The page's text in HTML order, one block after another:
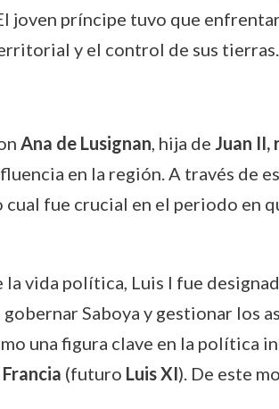
joven príncipe tuvo que
y el control de sus tierras.
Ana de Lusignan, hija de Juan II,
en la región. A través de
cual fue crucial en el periodo en
vida política, Luis I fue
Saboya y gestionar los
una figura clave en la política
(futuro Luis XI). De este